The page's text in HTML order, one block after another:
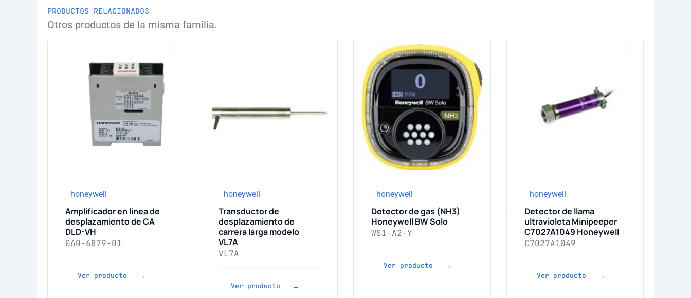
PRODUCTOS RELACIONADOS
Otros productos de la misma familia.
honeywell
Amplificador en línea de
desplazamiento de CA
DLD-VH
060-6879-01
Ver producto →
honeywell
Transductor de
desplazamiento de
carrera larga modelo
VL7A
VL7A
Ver producto →
honeywell
Detector de gas (NH3)
Honeywell BW Solo
WS1-A2-Y
Ver producto →
honeywell
Detector de llama
ultravioleta Minipeeper
C7027A1049 Honeywell
C7027A1049
Ver producto →